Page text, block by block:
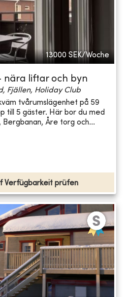
13000 SEK/Woche
nära liftar och byn
Fjällen, Holiday Club
tvårumslägenhet på 59
till 5 gäster. Här bor du med
Åre torg och...
Verfügbarkeit prüfen